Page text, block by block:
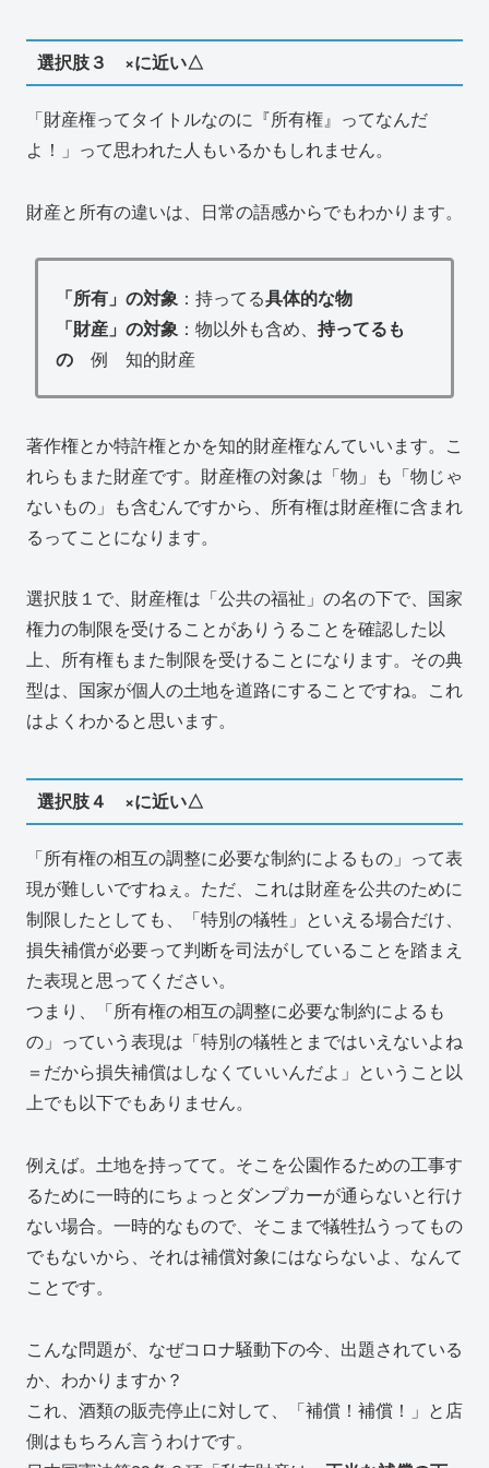
選択肢３ ×に近い△
「財産権ってタイトルなのに『所有権』ってなんだ
よ！」って思われた人もいるかもしれません。
財産と所有の違いは、日常の語感からでもわかります。
「所有」の対象 ：持ってる具体的な物
「財産」の対象 ：物以外も含め、 持ってるも
の 例 知的財産
著作権とか特許権とかを知的財産権なんていいます。こ
れらもまた財産です。財産権の対象は「物」も「物じゃ
ないもの」も含むんですから、所有権は財産権に含まれ
るってことになります。
選択肢１で、財産権は「公共の福祉」の名の下で、国家
権力の制限を受けることがありうることを確認した以
上、所有権もまた制限を受けることになります。その典
型は、国家が個人の土地を道路にすることですね。これ
はよくわかると思います。
選択肢４ ×に近い△
「所有権の相互の調整に必要な制約によるもの」って表
現が難しいですねぇ。ただ、これは財産を公共のために
制限したとしても、「特別の犠牲」といえる場合だけ、
損失補償が必要って判断を司法がしていることを踏まえ
た表現と思ってください。
つまり、「所有権の相互の調整に必要な制約によるも
の」っていう表現は「特別の犠牲とまではいえないよね
＝だから損失補償はしなくていいんだよ」ということ以
上でも以下でもありません。
例えば。土地を持ってて。そこを公園作るための工事す
るために一時的にちょっとダンプカーが通らないと行け
ない場合。一時的なもので、そこまで犠牲払うってもの
でもないから、それは補償対象にはならないよ、なんて
ことです。
こんな問題が、なぜコロナ騒動下の今、出題されている
か、わかりますか？
これ、酒類の販売停止に対して、「補償！補償！」と店
側はもちろん言うわけです。